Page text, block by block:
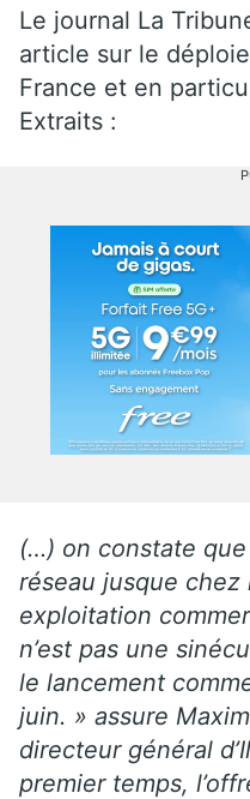
Le journal La
article sur le
France et en
Extraits :
(…) on constate
réseau jusque
exploitation
n’est pas une
le lancement
juin. » assure
directeur général
premier temps,